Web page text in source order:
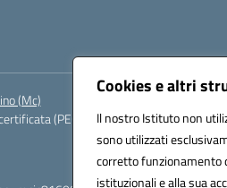
Cookies e altri
Il nostro Istituto non
sono utilizzati
corretto funzionamento
istituzionali e alla sua
(Mc)
(PEC):